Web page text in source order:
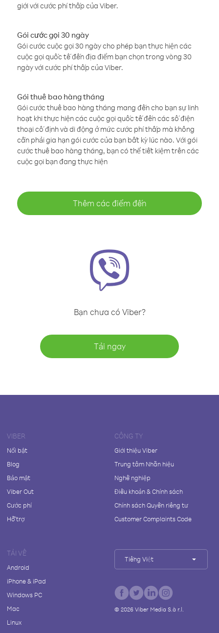
giới với cước phí thấp của Viber.
Gói cước gọi 30 ngày
Gói cước cuộc gọi 30 ngày cho phép bạn thực hiện các
cuộc gọi quốc tế đến địa điểm bạn chọn trong vòng 30
ngày với cước phí thấp của Viber.
Gói thuê bao hàng tháng
Gói cước thuê bao hàng tháng mang đến cho bạn sự linh
hoạt khi thực hiện các cuộc gọi quốc tế đến các số điện
thoại cố định và di động ở mức cước phí thấp mà không
cần phải gia hạn gói cước của bạn bất kỳ lúc nào. Với gói
cước thuê bao hàng tháng, bạn có thể tiết kiệm trên các
cuộc gọi bạn đang thực hiện
Thêm các điểm đến
Bạn chưa có Viber?
Tải ngay
VIBER
Nổi bật
Blog
Bảo mật
Viber Out
Cước phí
Hỗ trợ
CÔNG TY
Giới thiệu Viber
Trung tâm Nhãn hiệu
Nghề nghiệp
Điều khoản & Chính sách
Chính sách Quyền riêng tư
Customer Complaints Code
TẢI VỀ
Android
iPhone & iPad
Windows PC
Mac
Linux
Tiếng Việt
© 2026Viber Media S.à r.l.